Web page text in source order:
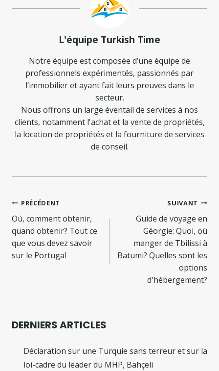
L'équipe Turkish Time
Notre équipe est composée d’une équipe de
professionnels expérimentés, passionnés par
l’immobilier et ayant fait leurs preuves dans le
secteur.
Nous offrons un large éventail de services à nos
clients, notamment l'achat et la vente de propriétés,
la location de propriétés et la fourniture de services
de conseil.
Navigation
de
l’article
PRÉCÉDENT
Où, comment obtenir,
quand obtenir? Tout ce
que vous devez savoir
sur le Portugal
SUIVANT
Guide de voyage en
Géorgie: Quoi, où
manger de Tbilissi à
Batumi? Quelles sont les
options
d'hébergement?
DERNIERS ARTICLES
Déclaration sur une Turquie sans terreur et sur la
loi-cadre du leader du MHP, Bahçeli